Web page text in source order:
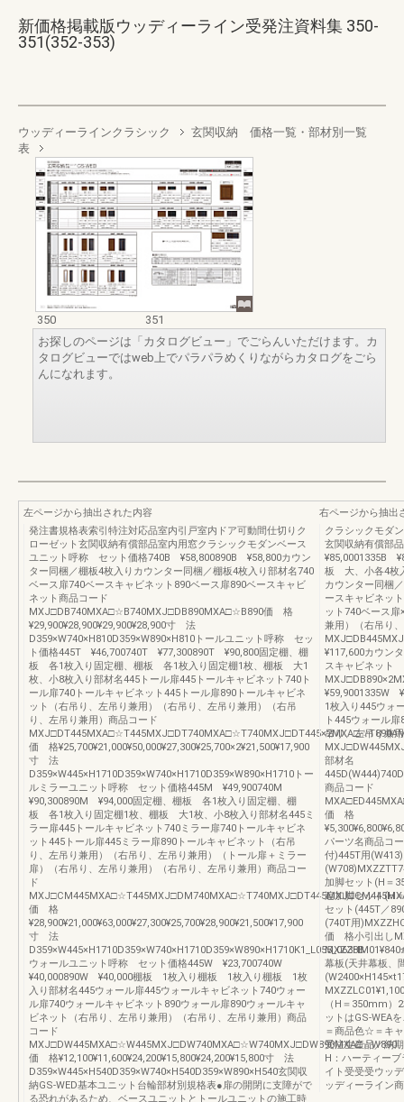
新価格掲載版ウッディーライン受発注資料集 350-
351(352-353)
ウッディーラインクラシック
玄関収納 価格一覧・部材別一覧
表
350
351
お探しのページは「カタログビュー」でごらんいただけます。カ
タログビューではweb上でパラパラめくりながらカタログをごら
んになれます。
左ページから抽出された内容
発注書規格表索引特注対応品室内引戸室内ドア可動間仕切りク
ローゼット玄関収納有償部品室内用窓クラシックモダンベース
ユニット呼称 セット価格740B ¥58,800890B ¥58,800カウン
ター同梱／棚板4枚入りカウンター同梱／棚板4枚入り部材名740
ベース扉740ベースキャビネット890ベース扉890ベースキャビ
ネット商品コード
MXJ□DB740MXA□☆B740MXJ□DB890MXA□☆B890価 格
¥29,900¥28,900¥29,900¥28,900寸 法
D359×W740×H810D359×W890×H810トールユニット呼称 セッ
ト価格445T ¥46,700740T ¥77,300890T ¥90,800固定棚、棚
板 各1枚入り固定棚、棚板 各1枚入り固定棚1枚、棚板 大1
枚、小8枚入り部材名445トール扉445トールキャビネット740ト
ール扉740トールキャビネット445トール扉890トールキャビネ
ット（右吊り、左吊り兼用）（右吊り、左吊り兼用）（右吊
り、左吊り兼用）商品コード
価 格¥25,700¥21,000¥50,000¥27,300¥25,700×2¥21,500¥17,900
寸 法
D359×W445×H1710D359×W740×H1710D359×W890×H1710トー
ルミラーユニット呼称 セット価格445M ¥49,900740M
¥90,300890M ¥94,000固定棚、棚板 各1枚入り固定棚、棚
板 各1枚入り固定棚1枚、棚板 大1枚、小8枚入り部材名445ミ
ラー扉445トールキャビネット740ミラー扉740トールキャビネ
ット445トール扉445ミラー扉890トールキャビネット（右吊
り、左吊り兼用）（右吊り、左吊り兼用）（トール扉＋ミラー
扉）（右吊り、左吊り兼用）（右吊り、左吊り兼用）商品コー
ド
価 格
¥28,900¥21,000¥63,000¥27,300¥25,700¥28,900¥21,500¥17,900
寸 法
D359×W445×H1710D359×W740×H1710D359×W890×H1710K1_L055_0638B
ウォールユニット呼称 セット価格445W ¥23,700740W
¥40,000890W ¥40,000棚板 1枚入り棚板 1枚入り棚板 1枚
入り部材名445ウォール扉445ウォールキャビネット740ウォー
ル扉740ウォールキャビネット890ウォール扉890ウォールキャ
ビネット（右吊り、左吊り兼用）（右吊り、左吊り兼用）商品
コード
MXJ□DW445MXA□☆W445MXJ□DW740MXA□☆W740MXJ□DW890MXA□☆W890
価 格¥12,100¥11,600¥24,200¥15,800¥24,200¥15,800寸 法
D359×W445×H540D359×W740×H540D359×W890×H540玄関収
納GS-WED基本ユニット台輪部材別規格表●扉の開閉に支障がで
る恐れがあるため、ベースユニットとトールユニットの施工時
右ページから抽出
クラシックモダ
玄関収納有償部
¥85,0001335B
板 大、小各4枚
カウンター同梱
ースキャビネッ
ット740ベース
兼用）（右吊り
¥117,600カウン
スキャビネット
¥59,9001335W
1枚入り445ウォ
ト445ウォール
吊り、左吊り兼
部材名
商品コード
価 格
パーツ名商品コ
付)445T用
加脚セット(H＝
追加脚セット(H
セット(445T／
(740T用
価 格小引出し
MXZZHM01¥840
幕板(天井幕板、
（H＝350mm）
ットはGS-WEA
＝商品色☆＝キ
受注生産品／
H：ハーティ
イト受受受ウッ
ッディーライン